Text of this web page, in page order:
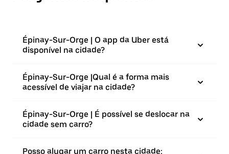
Épinay-Sur-Orge | O app da Uber está
disponível na cidade?
Épinay-Sur-Orge |⁠Qual é a forma mais
acessível de viajar na cidade?
Épinay-Sur-Orge | É possível se deslocar na
cidade sem carro?
Posso alugar um carro nesta cidade: